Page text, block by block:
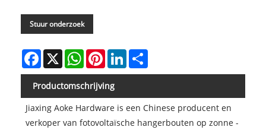
Stuur onderzoek
Facebook
X WhatsAppPinterestLinkedIn
Productomschrijving
Jiaxing Aoke Hardware is een Chinese producent en
verkoper van fotovoltaïsche hangerbouten op zonne -